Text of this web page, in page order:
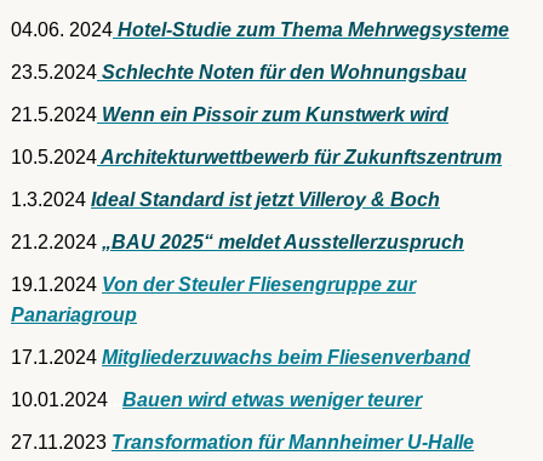
04.06. 2024 Hotel-Studie zum Thema Mehrwegsysteme
23.5.2024 Schlechte Noten für den Wohnungsbau
21.5.2024 Wenn ein Pissoir zum Kunstwerk wird
10.5.2024Architekturwettbewerb für Zukunftszentrum
1.3.2024 Ideal Standard ist jetzt Villeroy & Boch
21.2.2024 „BAU 2025“ meldet Ausstellerzuspruch
19.1.2024 Von der Steuler Fliesengruppe zur
Panariagroup
17.1.2024 Mitgliederzuwachs beim Fliesenverband
10.01.2024 Bauen wird etwas weniger teurer
27.11.2023 Transformation für Mannheimer U-Halle